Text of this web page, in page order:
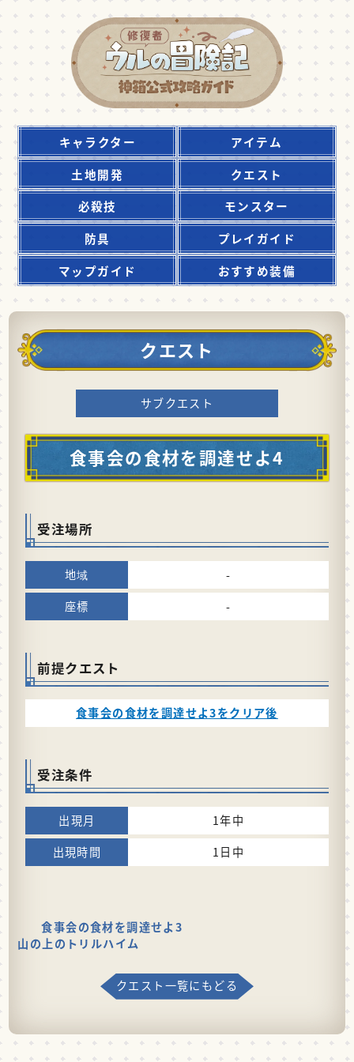
キャラクター
アイテム
土地開発
クエスト
必殺技
モンスター
防具
プレイガイド
マップガイド
おすすめ装備
クエスト
サブクエスト
食事会の食材を調達せよ4
受注場所
-
-
前提クエスト
食事会の食材を調達せよ3をクリア後
受注条件
1年中
1日中
食事会の食材を調達せよ3
山の上のトリルハイム
クエスト一覧にもどる